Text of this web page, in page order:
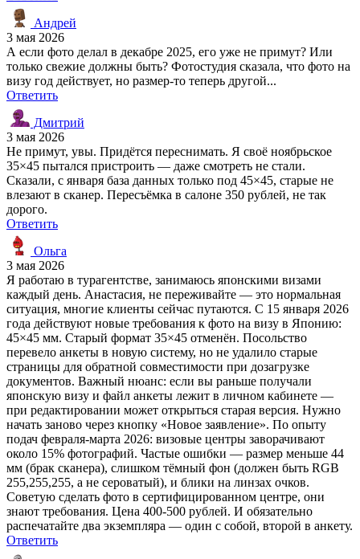
Андрей
3 мая 2026
А если фото делал в декабре 2025, его уже не примут? Или
только свежие должны быть? Фотостудия сказала, что фото на
визу год действует, но размер-то теперь другой...
Ответить
Дмитрий
3 мая 2026
Не примут, увы. Придётся переснимать. Я своё ноябрьское
35×45 пытался пристроить — даже смотреть не стали.
Сказали, с января база данных только под 45×45, старые не
влезают в сканер. Пересъёмка в салоне 350 рублей, не так
дорого.
Ответить
Ольга
3 мая 2026
Я работаю в турагентстве, занимаюсь японскими визами
каждый день. Анастасия, не переживайте — это нормальная
ситуация, многие клиенты сейчас путаются. С 15 января 2026
года действуют новые требования к фото на визу в Японию:
45×45 мм. Старый формат 35×45 отменён. Посольство
перевело анкеты в новую систему, но не удалило старые
страницы для обратной совместимости при дозагрузке
документов. Важный нюанс: если вы раньше получали
японскую визу и файл анкеты лежит в личном кабинете —
при редактировании может открыться старая версия. Нужно
начать заново через кнопку «Новое заявление». По опыту
подач февраля-марта 2026: визовые центры заворачивают
около 15% фотографий. Частые ошибки — размер меньше 44
мм (брак сканера), слишком тёмный фон (должен быть RGB
255,255,255, а не сероватый), и блики на линзах очков.
Советую сделать фото в сертифицированном центре, они
знают требования. Цена 400-500 рублей. И обязательно
распечатайте два экземпляра — один с собой, второй в анкету.
Ответить